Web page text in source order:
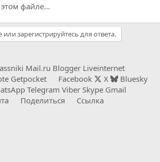
файле...
или зарегистрируйтесь для ответа.
Mail.ru Blogger Liveinternet
Getpocket Facebook X
Bluesky
Telegram Viber Skype Gmail
Поделиться Ссылка